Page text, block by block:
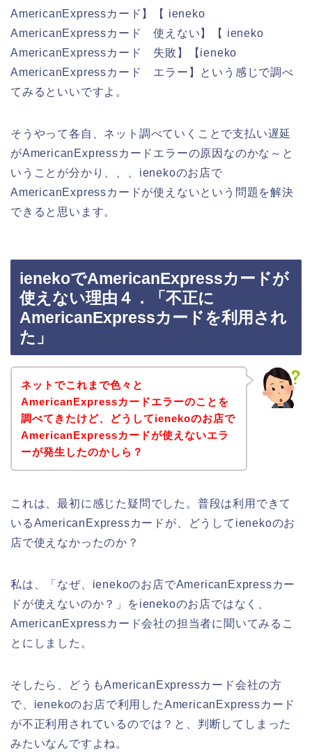
AmericanExpressカード】【 ieneko
AmericanExpressカード 使えない】【 ieneko
AmericanExpressカード 失敗】【ieneko
AmericanExpressカード エラー】という感じで調べ
てみるといいですよ。
そうやって各自、ネット調べていくことで支払い遅延
がAmericanExpressカードエラーの原因なのかな～と
いうことが分かり、、、ienekoのお店で
AmericanExpressカードが使えないという問題を解決
できると思います。
ienekoでAmericanExpressカードが
使えない理由４．「不正に
AmericanExpressカードを利用され
た」
ネットでこれまで色々と
AmericanExpressカードエラーのことを
調べてきたけど、どうしてienekoのお店で
AmericanExpressカードが使えないエラ
ーが発生したのかしら？
これは、最初に感じた疑問でした。普段は利用できて
いるAmericanExpressカードが、どうしてienekoのお
店で使えなかったのか？
私は、「なぜ、ienekoのお店でAmericanExpressカー
ドが使えないのか？」をienekoのお店ではなく、
AmericanExpressカード会社の担当者に聞いてみるこ
とにしました。
そしたら、どうもAmericanExpressカード会社の方
で、ienekoのお店で利用したAmericanExpressカード
が不正利用されているのでは？と、判断してしまった
みたいなんですよね。